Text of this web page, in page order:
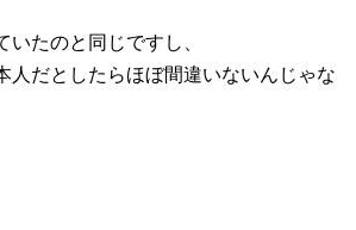
いたのと同じですし、
人だとしたらほぼ間違いないんじゃな